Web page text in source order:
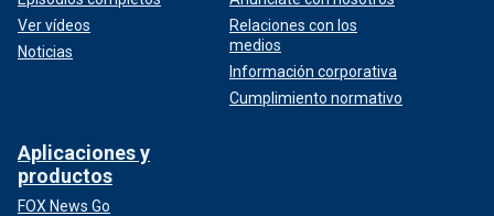
Ver vídeos
Noticias
Relaciones con los
medios
Información corporativa
Cumplimiento normativo
Aplicaciones y
productos
FOX News Go